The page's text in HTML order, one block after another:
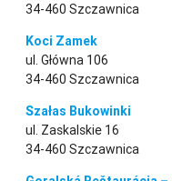
34-460 Szczawnica
Koci Zamek
ul. Główna 106
34-460 Szczawnica
Szałas Bukowinki
ul. Zaskalskie 16
34-460 Szczawnica